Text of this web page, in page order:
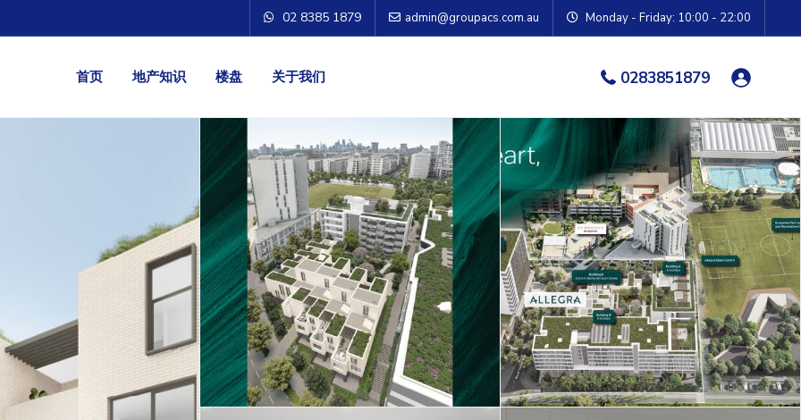
02 8385 1879 admin@groupacs.com.au Monday - Friday: 10:00 - 22:00
0283851879
首页 地产知识 楼盘 关于我们